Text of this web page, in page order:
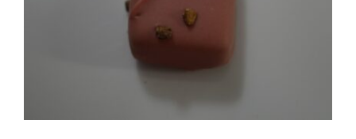
DÉTAILS